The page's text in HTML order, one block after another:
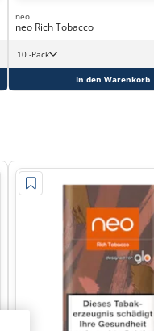
neo
neo Rich Tobacco
10 -Pack
In den Warenkorb